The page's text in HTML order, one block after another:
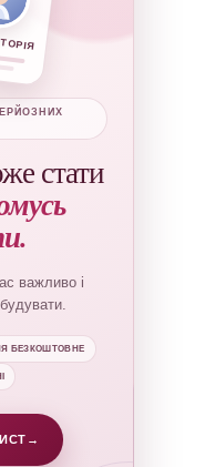
стати
важливо і
БЕЗКОШТОВНЕ
→